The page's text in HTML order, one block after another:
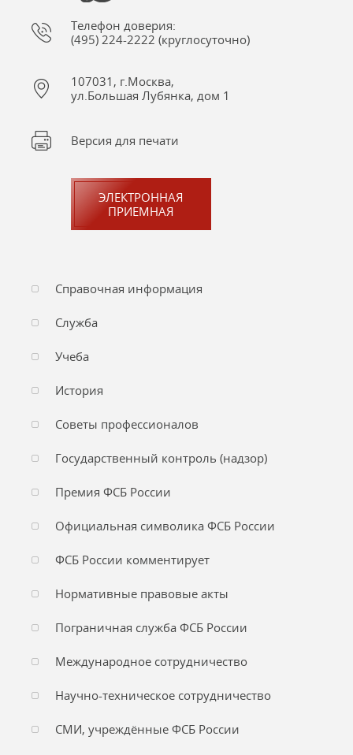
Телефон доверия:
(495) 224-2222 (круглосуточно)
107031, г.Москва,
ул.Большая Лубянка, дом 1
Версия для печати
ЭЛЕКТРОННАЯ
ПРИЕМНАЯ
Справочная информация
Служба
Учеба
История
Советы профессионалов
Государственный контроль (надзор)
Премия ФСБ России
Официальная символика ФСБ России
ФСБ России комментирует
Нормативные правовые акты
Пограничная служба ФСБ России
Международное сотрудничество
Научно-техническое сотрудничество
СМИ, учреждённые ФСБ России